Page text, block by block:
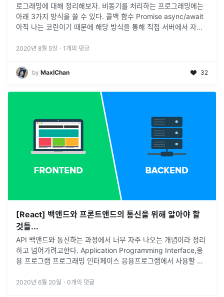
로그래밍에 대해 정리해보자. 비동기를 처리하는 프로그래밍에는
아래 3가지 방식을 쓸 수 있다. 콜백 함수 Promise async/await
아직 나는 코린이기 때문에 해당 방식을 통해 직접 서버에서 자...
2020년 8월 5일 · 1 개의 댓글
by MaxlChan 32
[React] 백앤드와 프론트앤드의 통신을 위해 알아야 할
것들...
API 백앤드와 통신하는 과정에서 너무 자주 나오는 개념이라 정리
하고 넘어가려고한다. Application Programming Interface,응
용 프로그램 프로그래밍 인터페이스 응용프로그램에서 사용할 수
2020년 6월 20일 · 0개의 댓글